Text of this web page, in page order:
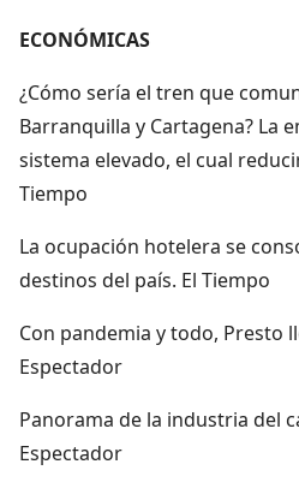
ECONÓMICAS
¿Cómo sería el tren que
Barranquilla y Cartagena? La
sistema elevado, el cual
Tiempo
La ocupación hotelera se
destinos del país. El Tiempo
Con pandemia y todo, Presto
Espectador
Panorama de la industria del
Espectador